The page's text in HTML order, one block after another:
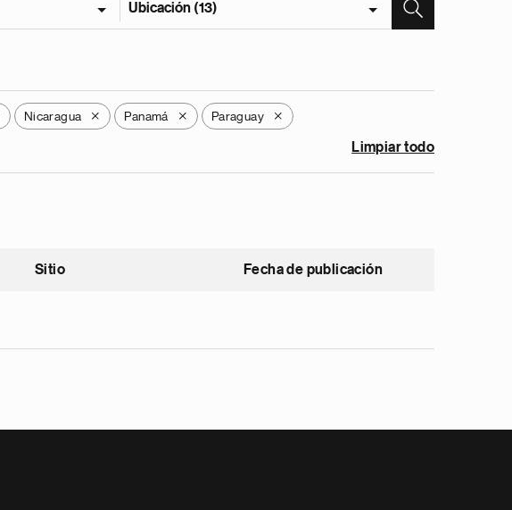
Ubicación (13)
Nicaragua X Panamá X Paraguay X
Limpiar todo
Sitio Fecha de publicación